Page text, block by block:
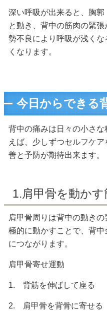
深い呼吸が出来ると、胸
と動き、背中の筋肉の緊
勢不良により呼吸が浅く
くなります。
今日からできる
背中の痛みは日々の小さ
えば、少しずつセルフケ
善と予防が期待出来ます。
1.肩甲骨を動か
肩甲骨周りは背中の動き
極的に動かすことで、背
につながります。
肩甲骨寄せ運動
1. 背筋を伸ばして座る
2. 肩甲骨を背骨に寄せる